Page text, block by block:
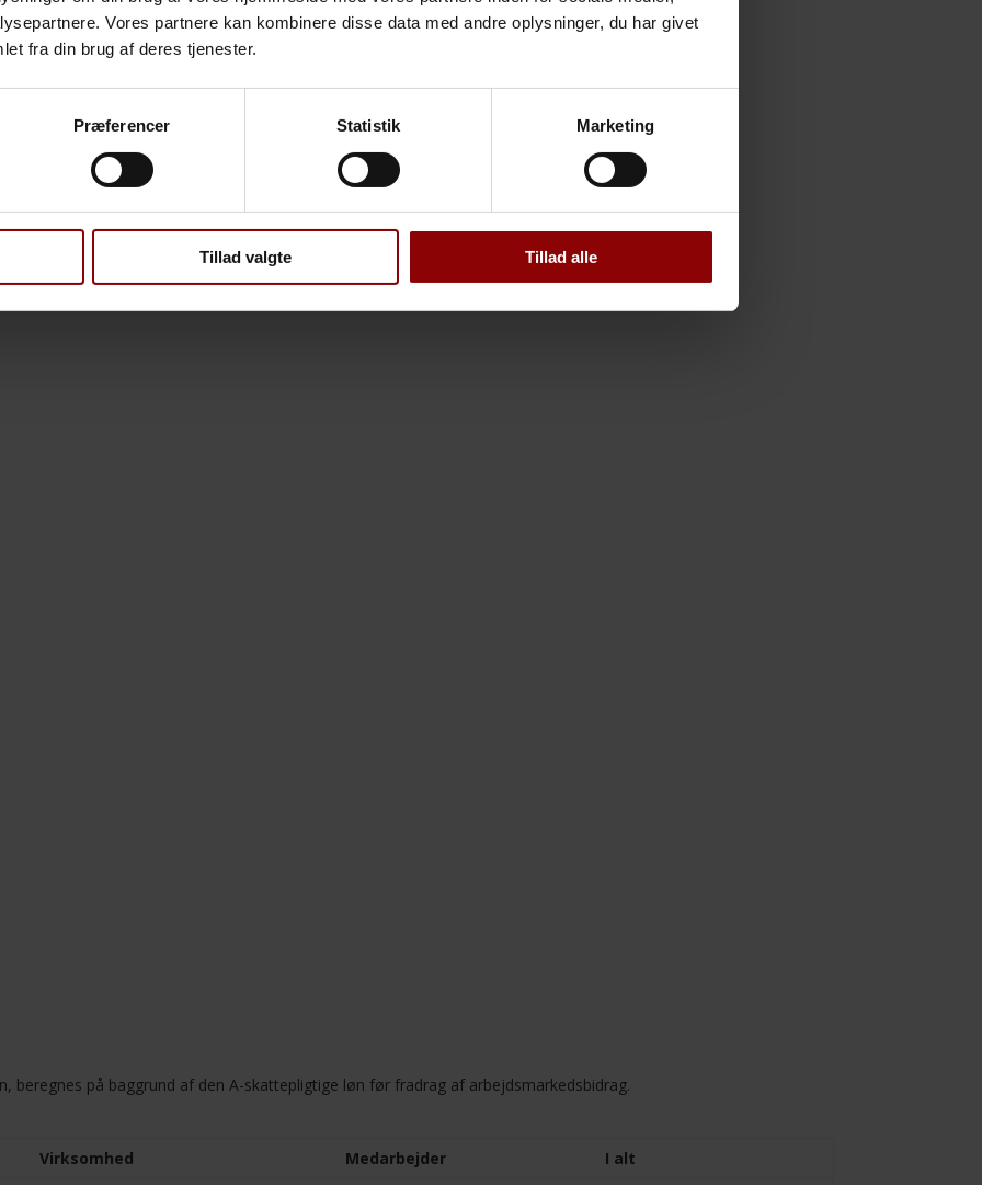
Vores partnere kan kombinere disse data med andre oplysninger, du har givet
fra din brug af deres tjenester.
Præferencer Statistik Marketing
Tillad valgte Tillad alle
beregnes på baggrund af den A-skattepligtige løn før fradrag af arbejdsmarkedsbidrag.
Virksomhed Medarbejder
I alt